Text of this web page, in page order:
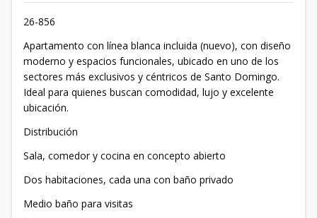
26-856
Apartamento con línea blanca incluida (nuevo), con diseño
moderno y espacios funcionales, ubicado en uno de los
sectores más exclusivos y céntricos de Santo Domingo.
Ideal para quienes buscan comodidad, lujo y excelente
ubicación.
Distribución
Sala, comedor y cocina en concepto abierto
Dos habitaciones, cada una con baño privado
Medio baño para visitas